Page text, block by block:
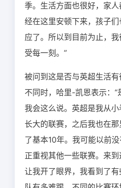
季。生活方面也很好，家人
经在这里安顿下来，孩子们
应了。所以到目前为止，我
受每一刻。”
被问到这是否与英超生活有
不同时，哈里-凯恩表示：“
我会这么说。英超是我从小
长大的联赛，之后我也在那
了基本10年。我可能以前
正重视其他一些联赛。来到
让我开了眼界，我看到了有